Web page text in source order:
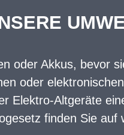
oder Akkus, bevor
oder
Elektro-Altgeräte
finden Sie auf